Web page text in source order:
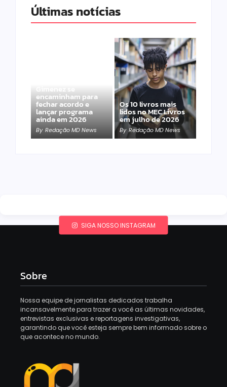
Últimas notícias
Gimenez se
encaminham para
fechar acordo e
lançar programa
ainda em 2026
By Redação MD News
Os 10 livros mais
lidos no MEC Livros
em julho de 2026
By Redação MD News
SIGA NOSSO INSTAGRAM
Sobre
Nossa equipe de jornalistas dedicados trabalha
incansavelmente para trazer a você as últimas novidades,
entrevistas exclusivas e reportagens investigativas,
garantindo que você esteja sempre bem informado sobre o
que acontece no mundo.